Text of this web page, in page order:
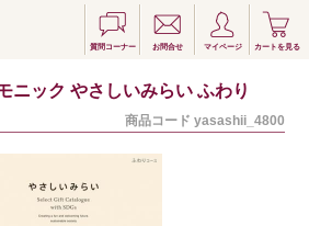
質問コーナー お問合せ マイページ カートを見る
ニック やさしいみらい ふわり
商品コード yasashii_4800